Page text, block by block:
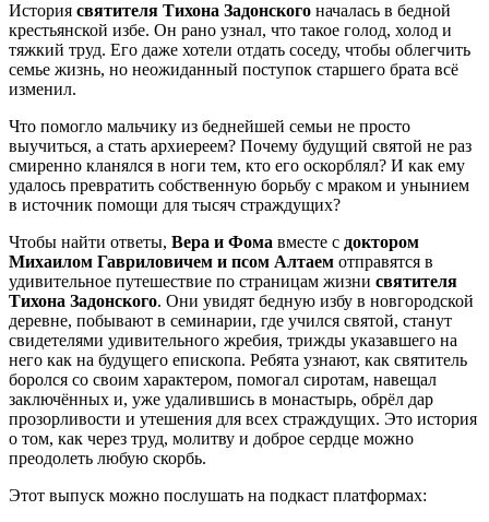
История святителя Тихона Задонского началась в бедной
крестьянской избе. Он рано узнал, что такое голод, холод и
тяжкий труд. Его даже хотели отдать соседу, чтобы облегчить
семье жизнь, но неожиданный поступок старшего брата всё
изменил.
Что помогло мальчику из беднейшей семьи не просто
выучиться, а стать архиереем? Почему будущий святой не раз
смиренно кланялся в ноги тем, кто его оскорблял? И как ему
удалось превратить собственную борьбу с мраком и унынием
в источник помощи для тысяч страждущих?
Чтобы найти ответы, Вера и Фома вместе с доктором
Михаилом Гавриловичем и псом Алтаем отправятся в
удивительное путешествие по страницам жизни святителя
Тихона Задонского. Они увидят бедную избу в новгородской
деревне, побывают в семинарии, где учился святой, станут
свидетелями удивительного жребия, трижды указавшего на
него как на будущего епископа. Ребята узнают, как святитель
боролся со своим характером, помогал сиротам, навещал
заключённых и, уже удалившись в монастырь, обрёл дар
прозорливости и утешения для всех страждущих. Это история
о том, как через труд, молитву и доброе сердце можно
преодолеть любую скорбь.
Этот выпуск можно послушать на подкаст платформах: